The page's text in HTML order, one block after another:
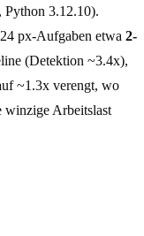
, Python 3.12.10).
px-Aufgaben etwa 2-
(Detektion ~3.4x),
~1.3x verengt, wo
winzige Arbeitslast